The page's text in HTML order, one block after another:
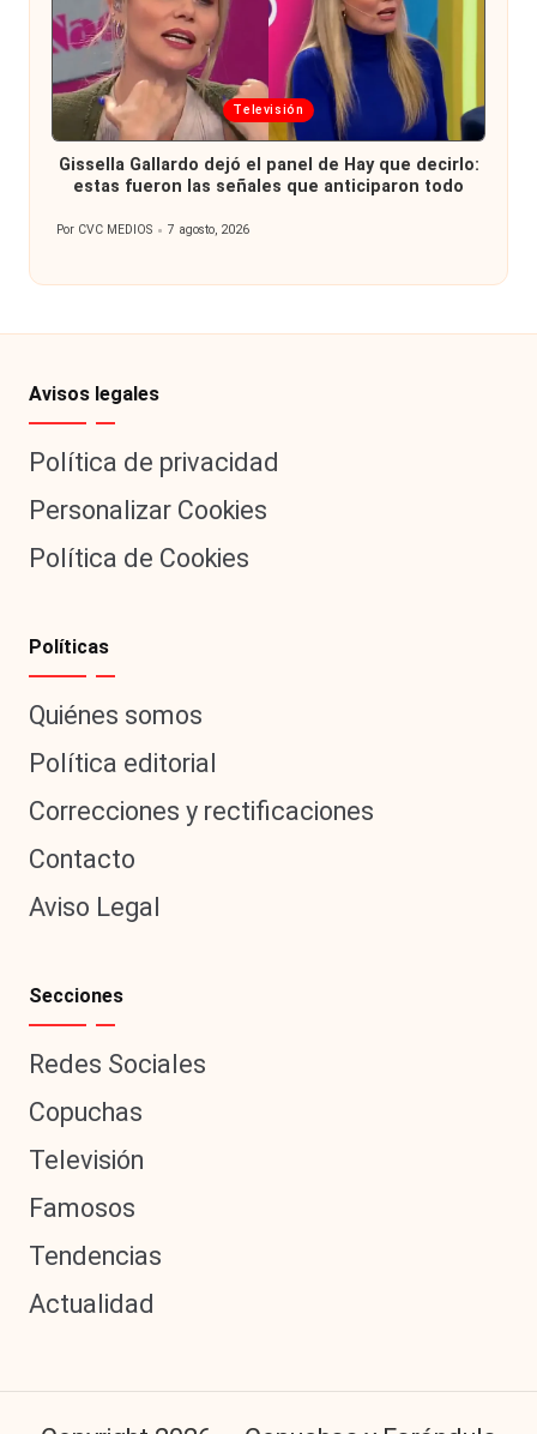
Publicada
en
Televisión
Gissella Gallardo dejó el panel de Hay que decirlo:
estas fueron las señales que anticiparon todo
Publicado
Por CVC MEDIOS 7 agosto, 2026
Avisos legales
Política de privacidad
Personalizar Cookies
Política de Cookies
Políticas
Quiénes somos
Política editorial
Correcciones y rectificaciones
Contacto
Aviso Legal
Secciones
Redes Sociales
Copuchas
Televisión
Famosos
Tendencias
Actualidad